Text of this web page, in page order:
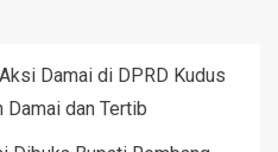
Damai di DPRD Kudus
Damai dan Tertib